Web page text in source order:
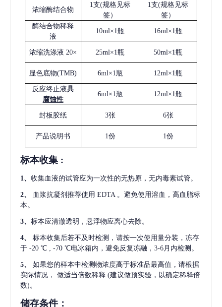
浓缩酶结合物
1支(规格见标
签）
1支(规格见标
签）
酶结合物稀释
液
10ml×1瓶 16ml×1瓶
浓缩洗涤液 20× 25ml×1瓶 50ml×1瓶
显色底物(TMB) 6ml×1瓶 12ml×1瓶
反应终止液具
腐蚀性
6ml×1瓶 12ml×1瓶
封板胶纸 3张 6张
产品说明书 1份 1份
标本收集 :
1 、 收集血液的试管应为一次性的无热原，无内毒素试管。
2、 血浆抗凝剂推荐使用 EDTA 。避免使用溶血，高血脂标
本。
3、 标本应清澈透明，悬浮物应离心去除。
4、
标本收集后若不及时检测，请按一次使用量分装，冻存
于 -20 ℃ , -70 ℃电冰箱内，避免反复冻融，3-6月内检测。
5、
如果您的样本中检测物浓度高于标准品最高值，请根据
实际情况，
做适当倍数稀释 (建议做预实验，以确定稀释倍
数)。
储存条件：